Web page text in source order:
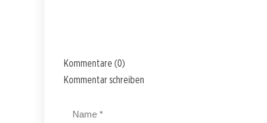
Kommentare (0)
Kommentar schreiben